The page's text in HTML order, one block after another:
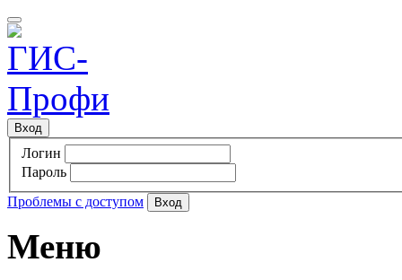
Вход
Логин
Пароль
Проблемы с доступом
Меню